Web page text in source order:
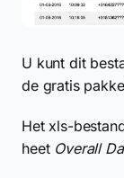
U kunt dit
de gratis
Het xls-
heet Overall